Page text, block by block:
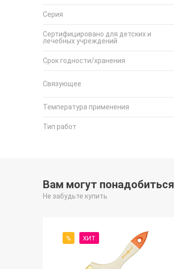
Серия
Сертифицировано для детских и
лечебных учреждений
Срок годности/хранения
Связующее
Температура применения
Тип работ
Вам могут понадобиться
Не забудьте купить
% ХИТ